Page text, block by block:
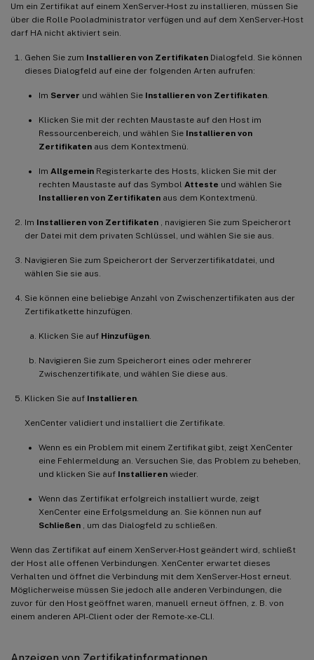
Um ein Zertifikat auf einem XenServer-Host zu installieren, müssen Sie
über die Rolle Pooladministrator verfügen und auf dem XenServer-Host
darf HA nicht aktiviert sein.
Gehen Sie zum Installieren von Zertifikaten Dialogfeld. Sie können
dieses Dialogfeld auf eine der folgenden Arten aufrufen:
Im Server und wählen Sie Installieren von Zertifikaten
Klicken Sie mit der rechten Maustaste auf den Host im
Ressourcenbereich, und wählen Sie Installieren von
Zertifikaten aus dem Kontextmenü.
Im Allgemein Registerkarte des Hosts, klicken Sie mit der
rechten Maustaste auf das Symbol Atteste und wählen Sie
Installieren von Zertifikaten aus dem Kontextmenü.
Im Installieren von Zertifikaten , navigieren Sie zum Speicherort
der Datei mit dem privaten Schlüssel, und wählen Sie sie aus.
Navigieren Sie zum Speicherort der Serverzertifikatdatei, und
wählen Sie sie aus.
Sie können eine beliebige Anzahl von Zwischenzertifikaten aus der
Zertifikatkette hinzufügen.
Klicken Sie auf Hinzufügen
Navigieren Sie zum Speicherort eines oder mehrerer
Zwischenzertifikate, und wählen Sie diese aus.
Klicken Sie auf Installieren
XenCenter validiert und installiert die Zertifikate.
Wenn es ein Problem mit einem Zertifikat gibt, zeigt XenCenter
eine Fehlermeldung an. Versuchen Sie, das Problem zu beheben,
und klicken Sie auf Installieren wieder.
Wenn das Zertifikat erfolgreich installiert wurde, zeigt
XenCenter eine Erfolgsmeldung an. Sie können nun auf
Schließen , um das Dialogfeld zu schließen.
Wenn das Zertifikat auf einem XenServer-Host geändert wird, schließt
der Host alle offenen Verbindungen. XenCenter erwartet dieses
Verhalten und öffnet die Verbindung mit dem XenServer-Host erneut.
Möglicherweise müssen Sie jedoch alle anderen Verbindungen, die
zuvor für den Host geöffnet waren, manuell erneut öffnen, z. B. von
einem anderen API-Client oder der Remote-xe-CLI.